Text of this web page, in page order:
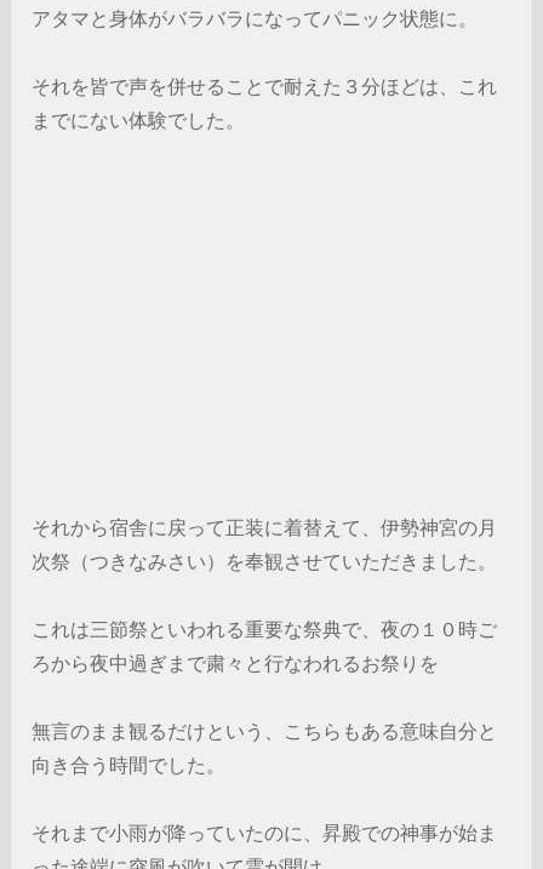
アタマと身体がバラバラになってパニック状態に。
それを皆で声を併せることで耐えた３分ほどは、これ
までにない体験でした。
それから宿舎に戻って正装に着替えて、伊勢神宮の月
次祭（つきなみさい）を奉観させていただきました。
これは三節祭といわれる重要な祭典で、夜の１０時ご
ろから夜中過ぎまで粛々と行なわれるお祭りを
無言のまま観るだけという、こちらもある意味自分と
向き合う時間でした。
それまで小雨が降っていたのに、昇殿での神事が始ま